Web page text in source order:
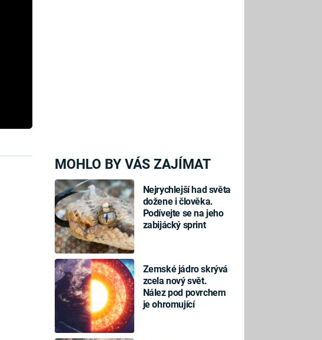
MOHLO BY VÁS ZAJÍMAT
Nejrychlejší had světa
dožene i člověka.
Podívejte se na jeho
zabijácký sprint
Zemské jádro skrývá
zcela nový svět.
Nález pod povrchem
je ohromující